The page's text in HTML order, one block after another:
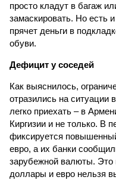
просто кладут в багаж
замаскировать. Но есть
прячет деньги в
обуви.
Дефицит у соседей
Как выяснилось,
отразились на ситуации
легко приехать – в
Киргизии и не только. В
фиксируется
евро, а их банки
зарубежной валюты. Это
доллары и евро нельзя